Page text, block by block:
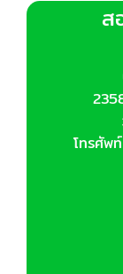
ส
โทรศัพ